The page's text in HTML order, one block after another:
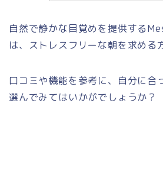
自然で静かな目覚めを提供する
は、ストレスフリーな朝を求める
口コミや機能を参考に、自分に合
選んでみてはいかがでしょうか？